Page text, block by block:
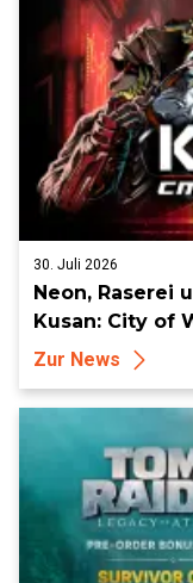
30. Juli 2026
Neon, Raserei
Kusan: City of
Zur News